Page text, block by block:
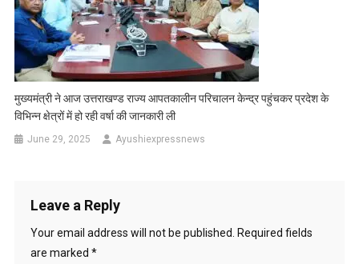
मुख्यमंत्री ने आज उत्तराखण्ड राज्य आपतकालीन परिचालन केन्द्र पहुंचकर प्रदेश के
विभिन्न क्षेत्रों में हो रही वर्षा की जानकारी ली
June 29, 2025 Ayushiexpressnews
Leave a Reply
Your email address will not be published.
Required fields
are marked *